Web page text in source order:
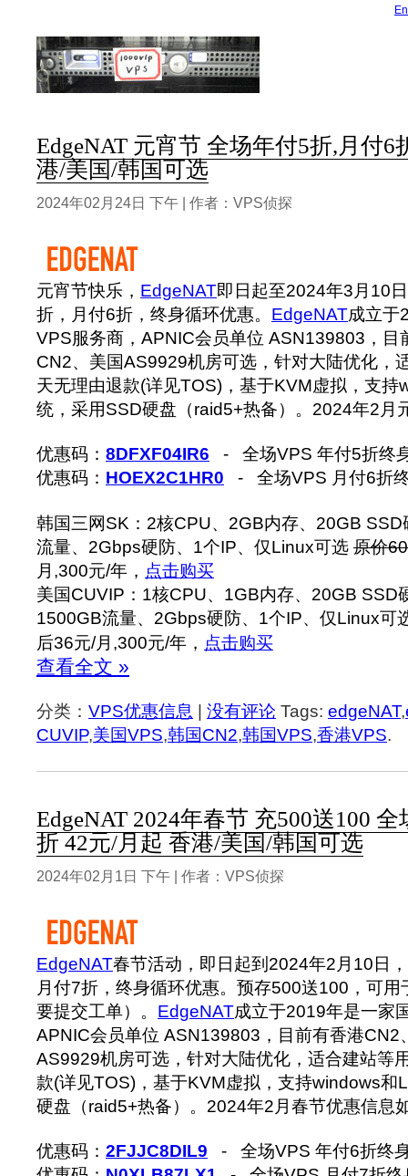
EdgeNAT 元宵节 全场年付5折,月付6
港/美国/韩国可选
2024年02月24日 下午 | 作者：VPS侦探
元宵节快乐， EdgeNAT即日起至2024年3月10
折，月付6折，终身循环优惠。 EdgeNAT成立于
VPS服务商，APNIC会员单位 ASN139803，目
CN2、美国AS9929机房可选，针对大陆优化，
天无理由退款(详见TOS)，基于KVM虚拟，支持
统，采用SSD硬盘（raid5+热备）。2024年2月
优惠码： 8DFXF04IR6 - 全场VPS 年付5折终
优惠码： HOEX2C1HR0 - 全场VPS 月付6折
韩国三网SK：2核CPU、2GB内存、20GB
流量、2Gbps硬防、1个IP、仅Linux可选 原价
月,300元/年， 点击购买
美国CUVIP：1核CPU、1GB内存、20GB SSD
1500GB流量、2Gbps硬防、1个IP、仅Linux可
后36元/月,300元/年， 点击购买
查看全文 »
分类： VPS优惠信息 没有评论 Tags: edgeNAT,
CUVIP,美国VPS,韩国CN2,韩国VPS,香港VPS.
EdgeNAT 2024年春节 充500送100
折 42元/月起 香港/美国/韩国可选
2024年02月1日 下午 | 作者：VPS侦探
EdgeNAT春节活动，即日起到2024年2月10日
月付7折，终身循环优惠。预存500送100，可
要提交工单）。 EdgeNAT成立于2019年是一家
APNIC会员单位 ASN139803，目前有香港CN2
AS9929机房可选，针对大陆优化，适合建站等
款(详见TOS)，基于KVM虚拟，支持windows和
硬盘（raid5+热备）。2024年2月春节优惠信息
优惠码： 2FJJC8DIL9 - 全场VPS 年付6折终